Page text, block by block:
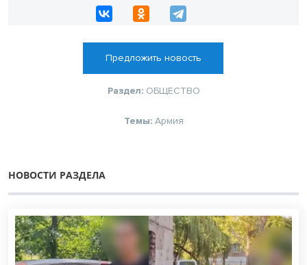
Предложить новость
Раздел: ОБЩЕСТВО
Темы: Армия
НОВОСТИ РАЗДЕЛА